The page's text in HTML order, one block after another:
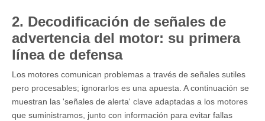
2. Decodificación de señales de
advertencia del motor: su primera
línea de defensa
Los motores comunican problemas a través de señales sutiles
pero procesables; ignorarlos es una apuesta. A continuación se
muestran las 'señales de alerta' clave adaptadas a los motores
que suministramos, junto con información para evitar fallas